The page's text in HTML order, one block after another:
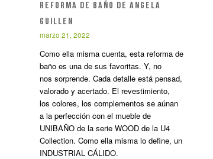
REFORMA DE BAÑO DE ANGELA
GUILLEN
marzo 21, 2022
Como ella misma cuenta, esta reforma de
baño es una de sus favoritas. Y, no
nos sorprende. Cada detalle está pensad,
valorado y acertado. El revestimiento,
los colores, los complementos se aúnan
a la perfección con el mueble de
UNIBAÑO de la serie WOOD de la U4
Collection. Como ella misma lo define, un
INDUSTRIAL CÁLIDO.